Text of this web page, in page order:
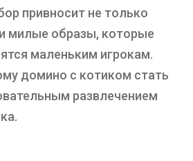
привносит не только
милые образы, которые
маленьким игрокам.
домино с котиком стать
развлечением